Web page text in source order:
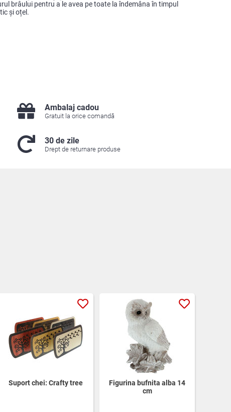
brâului pentru a le avea pe toate la îndemâna în timpul
şi oțel.
Ambalaj cadou
Gratuit la orice comandă
30 de zile
Drept de returnare produse
Suport chei: Crafty tree
Figurina bufnita alba 14
cm